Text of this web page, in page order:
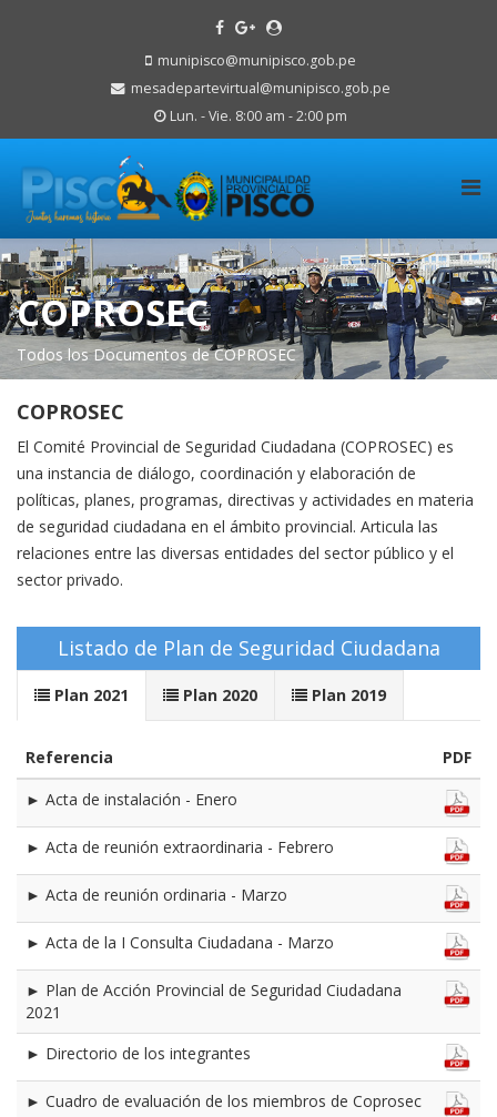
munipisco@munipisco.gob.pe
mesadepartevirtual@munipisco.gob.pe
Lun. - Vie. 8:00 am - 2:00 pm
COPROSEC
Todos los Documentos de COPROSEC
COPROSEC
El Comité Provincial de Seguridad Ciudadana (COPROSEC) es
una instancia de diálogo, coordinación y elaboración de
políticas, planes, programas, directivas y actividades en materia
de seguridad ciudadana en el ámbito provincial. Articula las
relaciones entre las diversas entidades del sector público y el
sector privado.
Listado de Plan de Seguridad Ciudadana
Plan 2021 Plan 2020 Plan 2019
Referencia
PDF
► Acta de instalación - Enero
► Acta de reunión extraordinaria - Febrero
► Acta de reunión ordinaria - Marzo
► Acta de la I Consulta Ciudadana - Marzo
► Plan de Acción Provincial de Seguridad Ciudadana
2021
► Directorio de los integrantes
► Cuadro de evaluación de los miembros de Coprosec